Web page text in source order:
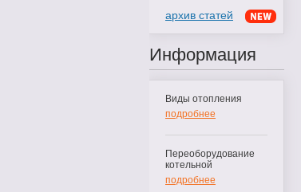
архив статей
Информация
Виды отопления
подробнее
Переоборудование
котельной
подробнее